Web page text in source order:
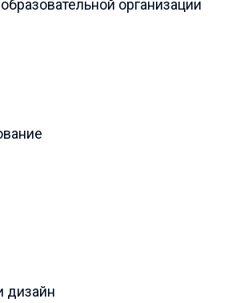
организации
дизайн